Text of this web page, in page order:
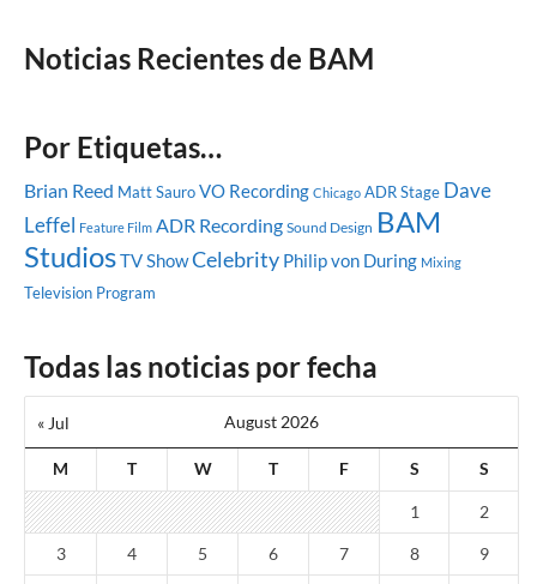
Noticias Recientes de BAM
Por Etiquetas…
Brian Reed Matt SauroVO Recording Chicago ADR Stage Dave
Leffel Feature Film ADR Recording Sound Design BAM
StudiosTV ShowCelebrity Philip von During Mixing
Television Program
Todas las noticias por fecha
August 2026
M T W T F S S
« Jul
1 2
3 4 5 6 7 8 9